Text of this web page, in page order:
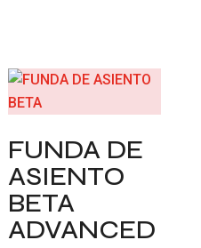
FUNDA DE
ASIENTO
BETA
ADVANCED